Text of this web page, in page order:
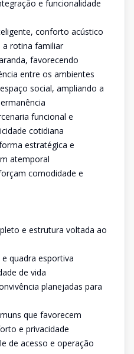
e funcionalidade
conforto acústico
a rotina familiar
favorecendo
entre os ambientes
social, ampliando a
funcional e
cotidiana
estratégica e
atemporal
comodidade e
e estrutura voltada ao
quadra esportiva
de vida
planejadas para
que favorecem
e privacidade
de acesso e operação